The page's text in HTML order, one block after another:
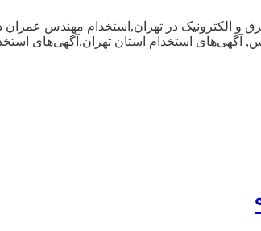
و الکترونیک در تهران,استخدام مهندس
آگهی‌های استخدام استان تهران,آگهی‌های